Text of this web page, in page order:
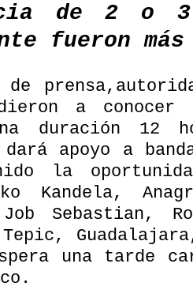
de 2 o
fueron
dieron a
duración 12
apoyo a
la
Kandela,
Sebastian,
una tarde